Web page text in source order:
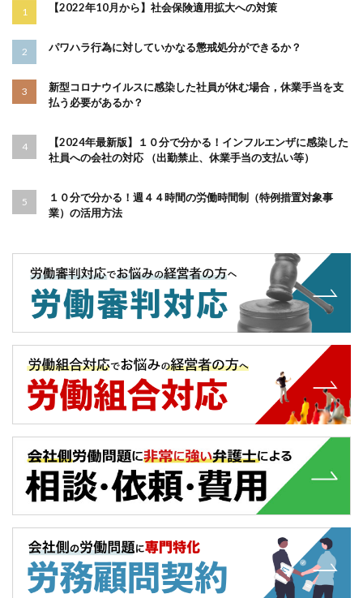
【2022年10月から】社会保険適用拡大への対策
パワハラ行為に対していかなる懲戒処分ができるか？
新型コロナウイルスに感染した社員が休む場合，休業手当を支
払う必要があるか？
【2024年最新版】１０分で分かる！インフルエンザに感染した
社員への会社の対応 （出勤禁止、休業手当の支払い等）
１０分で分かる！週４４時間の労働時間制（特例措置対象事
業）の活用方法